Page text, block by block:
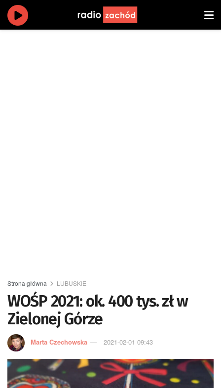
Strona główna LUBUSKIE
WOŚP 2021: ok. 400 tys. zł w
Zielonej Górze
Marta Czechowska 2021-02-01 09:43